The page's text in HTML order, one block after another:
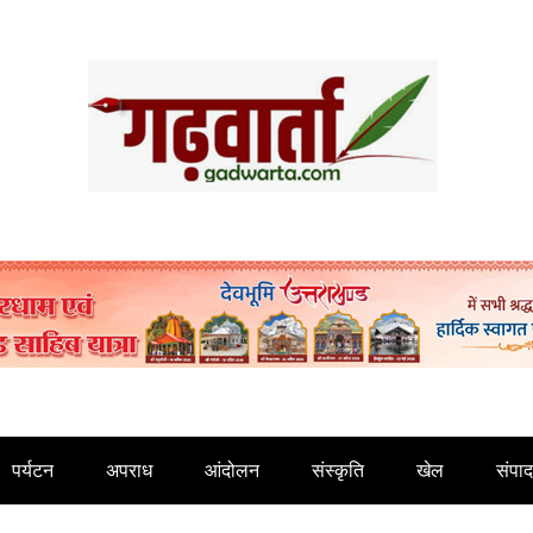
पर्यटन अपराध आंदोलन संस्कृति खेल